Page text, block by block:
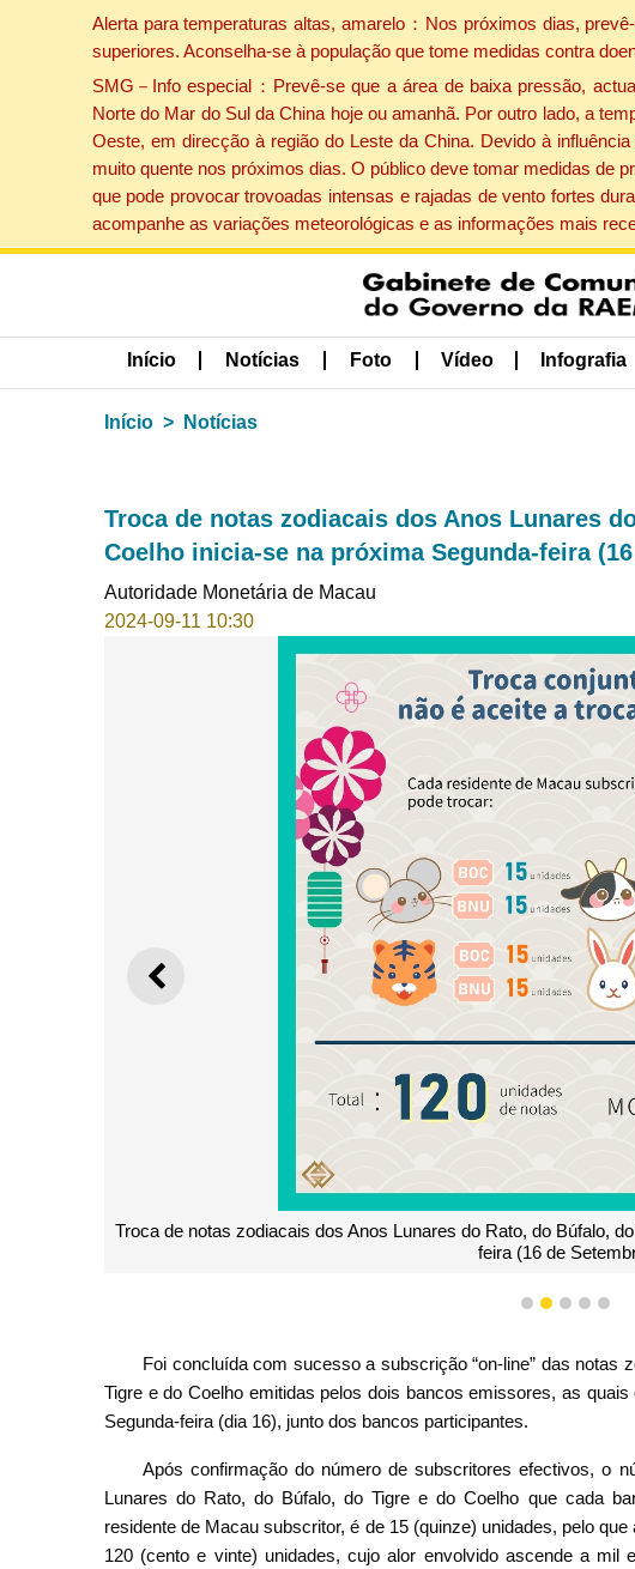
Alerta para temperaturas altas, amarelo：Nos próximos dias,
superiores. Aconselha-se à população que tome medidas contra
SMG－Info especial：Prevê-se que a área de baixa pressão,
Norte do Mar do Sul da China hoje ou amanhã. Por outro lado, a
Oeste, em direcção à região do Leste da China. Devido à
muito quente nos próximos dias. O público deve tomar medidas de
que pode provocar trovoadas intensas e rajadas de vento fortes
acompanhe as variações meteorológicas e as informações mais
Início Notícias Foto Vídeo Infografia
Início Notícias
Troca de notas zodiacais dos Anos Lunares
Coelho inicia-se na próxima Segunda-feira
Autoridade Monetária de Macau
2024-09-11 10:30
ANTERIOR
Troca de notas zodiacais dos Anos Lunares do Rato, do Búfalo,
feira (16 de
1 2 3 4 5
Foi concluída com sucesso a subscrição “on-line” das notas
Tigre e do Coelho emitidas pelos dois bancos emissores, as
Segunda-feira (dia 16), junto dos bancos participantes.
Após confirmação do número de subscritores efectivos, o
Lunares do Rato, do Búfalo, do Tigre e do Coelho que cada
residente de Macau subscritor, é de 15 (quinze) unidades, pelo
120 (cento e vinte) unidades, cujo alor envolvido ascende a mil